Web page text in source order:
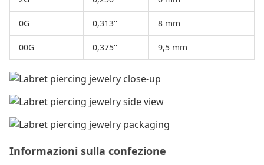
0G 0,313'' 8 mm
00G 0,375'' 9,5 mm
Informazioni sulla confezione